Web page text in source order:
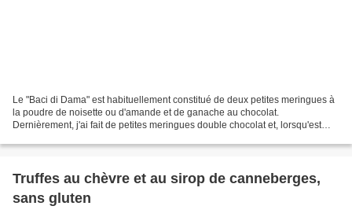
Le "Baci di Dama" est habituellement constitué de deux petites meringues à
la poudre de noisette ou d'amande et de ganache au chocolat.
Dernièrement, j'ai fait de petites meringues double chocolat et, lorsqu'est
Truffes au chèvre et au sirop de canneberges,
sans gluten